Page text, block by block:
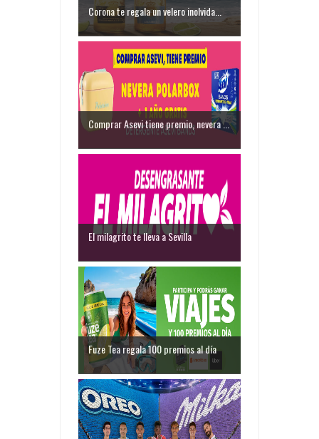
Corona te regala un velero inolvida...
Comprar Asevi tiene premio, nevera ...
El milagrito te lleva a Sevilla
Fuze Tea regala 100 premios al día